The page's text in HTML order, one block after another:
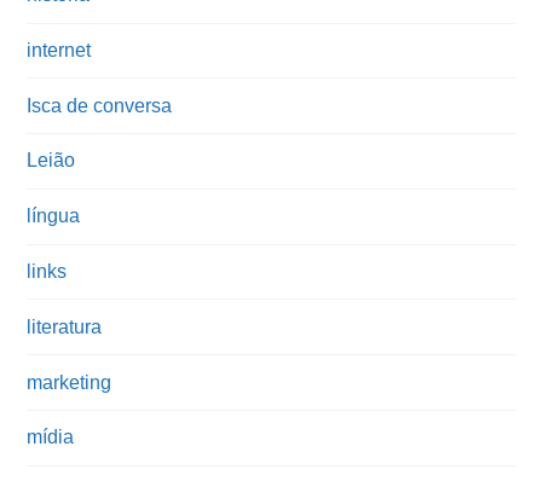
internet
Isca de conversa
Leião
língua
links
literatura
marketing
mídia